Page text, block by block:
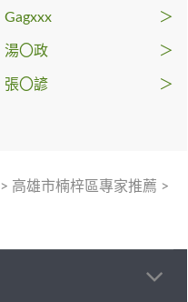
Gagxxx ＞
湯〇政 ＞
張〇諺 ＞
> 高雄市楠梓區專家推薦 >